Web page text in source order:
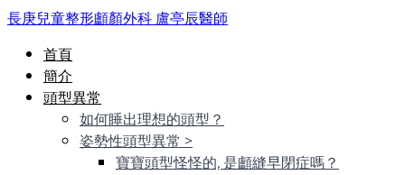
長庚兒童整形顱顏外科 盧亭辰醫師
首頁
簡介
頭型異常
如何睡出理想的頭型？
姿勢性頭型異常 >
寶寶頭型怪怪的, 是顱縫早閉症嗎？